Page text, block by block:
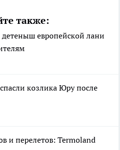
также:
детеныш европейской лани
козлика Юру после
и перелетов: Termoland